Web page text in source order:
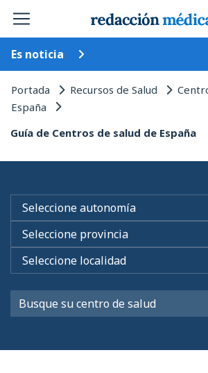
Es noticia
Portada Recursos de Salud
España
Guía de Centros de salud de España